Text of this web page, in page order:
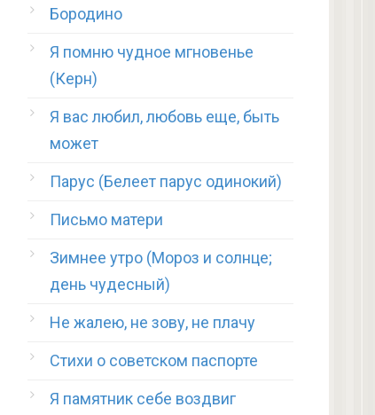
Бородино
Я помню чудное мгновенье
(Керн)
Я вас любил, любовь еще, быть
может
Парус (Белеет парус одинокий)
Письмо матери
Зимнее утро (Мороз и солнце;
день чудесный)
Не жалею, не зову, не плачу
Стихи о советском паспорте
Я памятник себе воздвиг